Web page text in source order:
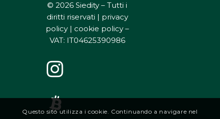
© 2026 Siedity – Tutti i
diritti riservati | privacy
policy | cookie policy –
VAT: IT04625390986
Questo sito utilizza i cookie. Continuando a navigare nel